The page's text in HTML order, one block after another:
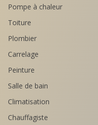
Pompe à chaleur
Toiture
Plombier
Carrelage
Peinture
Salle de bain
Climatisation
Chauffagiste